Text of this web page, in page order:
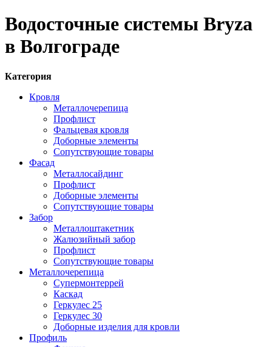
Водосточные системы Bryza
в Волгограде
Категория
Кровля
Металлочерепица
Профлист
Фальцевая кровля
Доборные элементы
Сопутствующие товары
Фасад
Металлосайдинг
Профлист
Доборные элементы
Сопутствующие товары
Забор
Металлоштакетник
Жалюзийный забор
Профлист
Сопутствующие товары
Металлочерепица
Супермонтеррей
Каскад
Геркулес 25
Геркулес 30
Доборные изделия для кровли
Профиль